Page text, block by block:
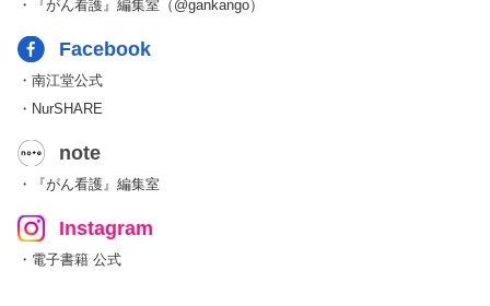
・『がん看護』編集室（@gankango）
Facebook
・南江堂公式
・NurSHARE
note
・『がん看護』編集室
Instagram
・電子書籍 公式